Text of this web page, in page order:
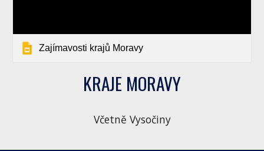
Zajímavosti krajů Moravy
KRAJE MORAVY
Včetně Vysočiny